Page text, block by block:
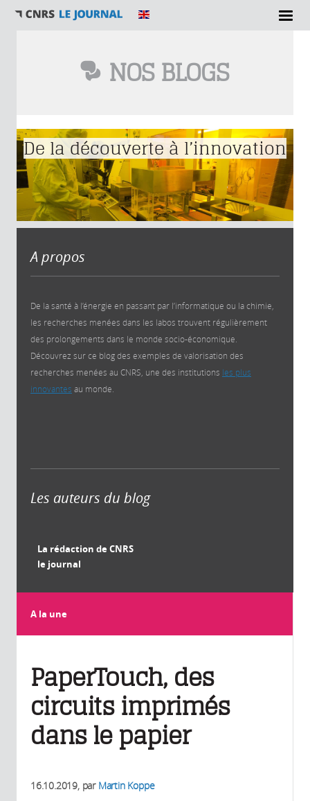
NOS BLOGS
Vous êtes ici
De la découverte à l’innovation
A propos
De la santé à l’énergie en passant par l’informatique ou la chimie,
les recherches menées dans les labos trouvent régulièrement
des prolongements dans le monde socio-économique.
Découvrez sur ce blog des exemples de valorisation des
recherches menées au CNRS, une des institutions les plus
innovantes au monde.
Les auteurs du blog
La rédaction de CNRS
le journal
A la une
PaperTouch, des
circuits imprimés
dans le papier
16.10.2019, par Martin Koppe